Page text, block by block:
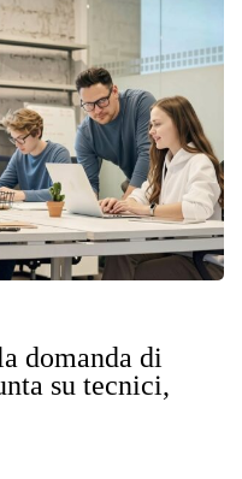
domanda di
su tecnici,